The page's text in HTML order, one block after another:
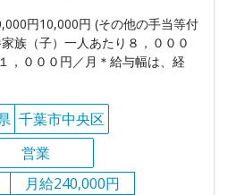
円10,000円 (その他の手当等付
族（子）一人あたり８，０００
，０００円／月＊給与幅は、経
千葉市中央区
営業
月給240,000円